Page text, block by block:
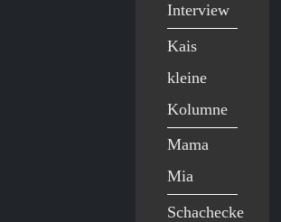
Interview
Kais
kleine
Kolumne
Mama
Mia
Schachecke